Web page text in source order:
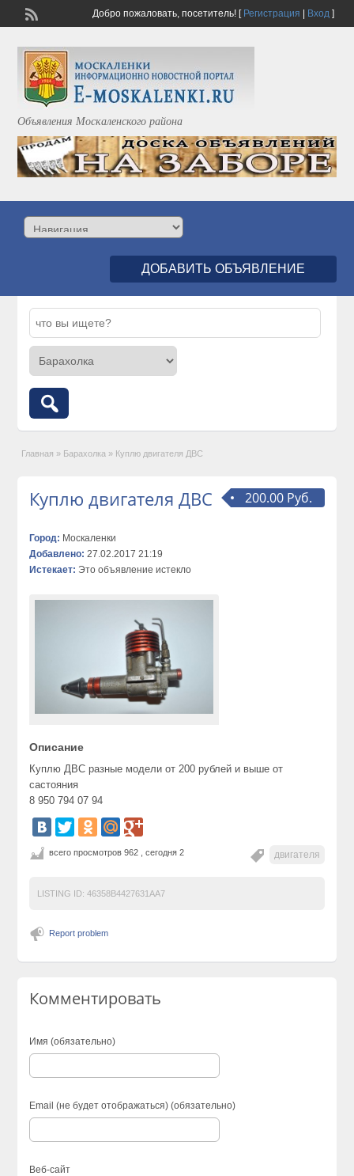
Добро пожаловать, посетитель![ Регистрация Вход]
Объявления Москаленского района
ДОБАВИТЬ ОБЪЯВЛЕНИЕ
Главная » Барахолка » Куплю двигателя ДВС
200.00 Руб.
Куплю двигателя ДВС
Город: Москаленки
Добавлено: 27.02.2017 21:19
Истекает: Это объявление истекло
Описание
Куплю ДВС разные модели от 200 рублей и выше от
састояния
8 950 794 07 94
двигателя
всего просмотров 962 , сегодня 2
LISTING ID: 46358B4427631AA7
Report problem
Комментировать
Имя (обязательно)
Email (не будет отображаться) (обязательно)
Веб-сайт